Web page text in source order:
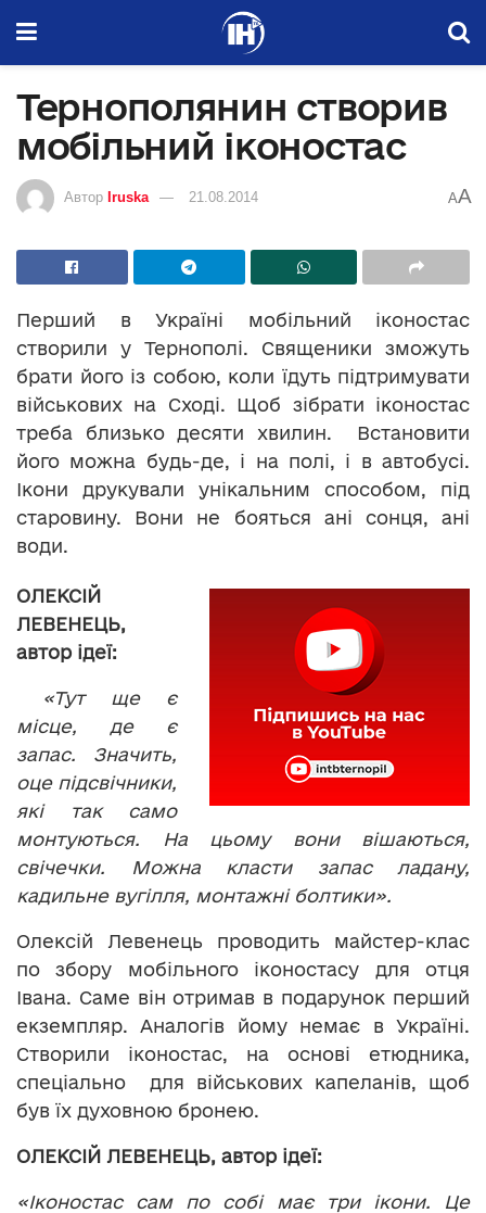
Тернополянин створив
мобільний іконостас
Автор Iruska 21.08.2014 AA
Перший в Україні мобільний іконостас
створили у Тернополі. Священики зможуть
брати його із собою, коли їдуть підтримувати
військових на Сході. Щоб зібрати іконостас
треба близько десяти хвилин. Встановити
його можна будь-де, і на полі, і в автобусі.
Ікони друкували унікальним способом, під
старовину. Вони не бояться ані сонця, ані
води.
ОЛЕКСІЙ
ЛЕВЕНЕЦЬ,
автор ідеї:
«Тут ще є
місце, де є
запас. Значить,
оце підсвічники,
які так само
монтуються. На цьому вони вішаються,
свічечки. Можна класти запас ладану,
кадильне вугілля, монтажні болтики».
Олексій Левенець проводить майстер-клас
по збору мобільного іконостасу для отця
Івана. Саме він отримав в подарунок перший
екземпляр. Аналогів йому немає в Україні.
Створили іконостас, на основі етюдника,
спеціально для військових капеланів, щоб
був їх духовною бронею.
ОЛЕКСІЙ ЛЕВЕНЕЦЬ, автор ідеї:
«Іконостас сам по собі має три ікони. Це